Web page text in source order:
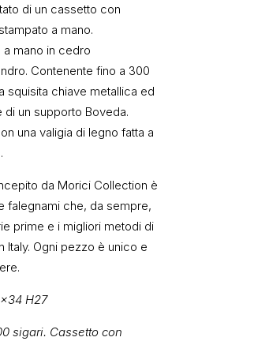
di un cassetto con
a mano.
mano in cedro
Contenente fino a 300
squisita chiave metallica ed
un supporto Boveda.
una valigia di legno fatta a
da Morici Collection è
falegnami che, da sempre,
prime e i migliori metodi di
Italy. Ogni pezzo è unico e
H27
sigari. Cassetto con